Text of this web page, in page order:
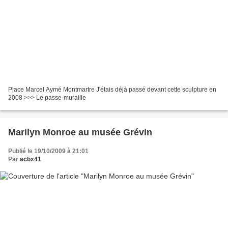
Place Marcel Aymé Montmartre J'étais déjà passé devant cette sculpture en
2008 >>> Le passe-muraille
Marilyn Monroe au musée Grévin
Publié le 19/10/2009 à 21:01
Par acbx41